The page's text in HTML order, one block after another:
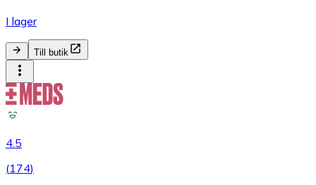
I lager
Till butik
4.5
(174)